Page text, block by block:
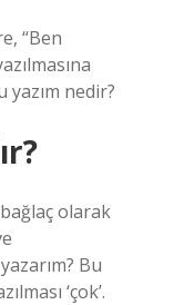
“Ben
nedir?
olarak
Bu
‘çok’.